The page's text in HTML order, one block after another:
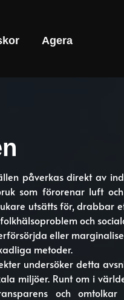
Agera
påverkas direkt av
som förorenar luft
utsätts för, drabbar
och
eller
metoder.
undersöker detta
miljöer. Runt om i
och omtolkar